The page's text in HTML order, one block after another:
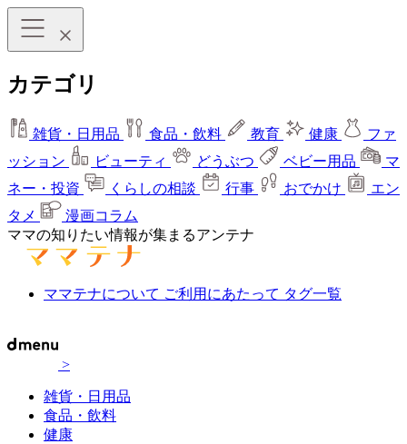
カテゴリ
雑貨・日用品 食品・飲料 教育 健康
ファ
ッション
ビューティ どうぶつ ベビー用品
マ
ネー・投資
くらしの相談 行事 おでかけ
エン
タメ
漫画コラム
ママの知りたい情報が集まるアンテナ
ママテナについて ご利用にあたって タグ一覧
>
雑貨・日用品
食品・飲料
健康